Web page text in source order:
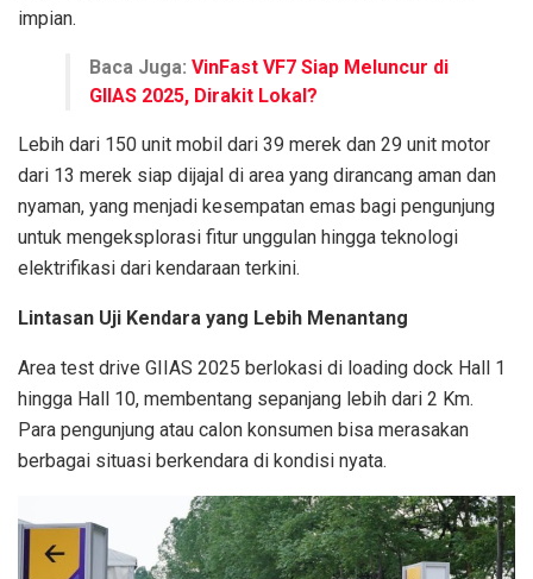
impian.
Baca Juga: VinFast VF7 Siap Meluncur di
GIIAS 2025, Dirakit Lokal?
Lebih dari 150 unit mobil dari 39 merek dan 29 unit motor
dari 13 merek siap dijajal di area yang dirancang aman dan
nyaman, yang menjadi kesempatan emas bagi pengunjung
untuk mengeksplorasi fitur unggulan hingga teknologi
elektrifikasi dari kendaraan terkini.
Lintasan Uji Kendara yang Lebih Menantang
Area test drive GIIAS 2025 berlokasi di loading dock Hall 1
hingga Hall 10, membentang sepanjang lebih dari 2 Km.
Para pengunjung atau calon konsumen bisa merasakan
berbagai situasi berkendara di kondisi nyata.